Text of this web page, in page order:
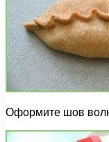
Оформите шов